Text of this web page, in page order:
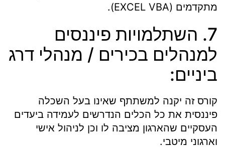
מתקדמים (EXCEL VBA).
7. השתלמויות פיננסים
למנהלים בכירים / מנהלי דרג
ביניים:
קורס זה יקנה למשתתף שאינו בעל השכלה
פיננסית את כל הכלים הנדרשים לעמידה ביעדים
העסקיים שהארגון מציבה לו וכן לניהול אישי
וארגוני מיטבי.